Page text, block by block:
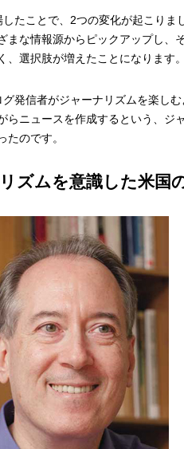
したことで、2つの変化が起こり
まな情報源からピックアップし、
、選択肢が増えたことになります。
発信者がジャーナリズムを楽し
らニュースを作成するという、ジ
たのです。
ズムを意識した米国